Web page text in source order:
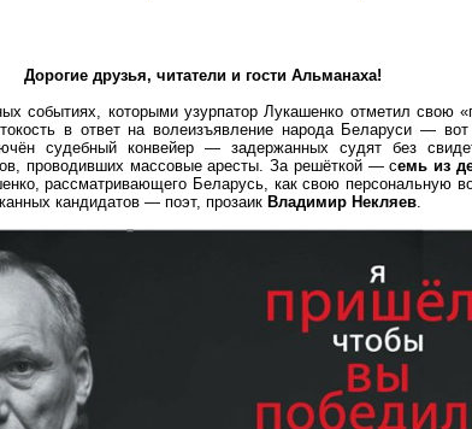
Дорогие друзья, читатели и гости Альманаха!
событиях, которыми узурпатор Лукашенко отметил свою
в ответ на волеизъявление народа Беларуси — вот
судебный конвейер — задержанных судят без
проводивших массовые аресты. За решёткой — семь из
рассматривающего Беларусь, как свою персональную
кандидатов — поэт, прозаик Владимир Некляев.